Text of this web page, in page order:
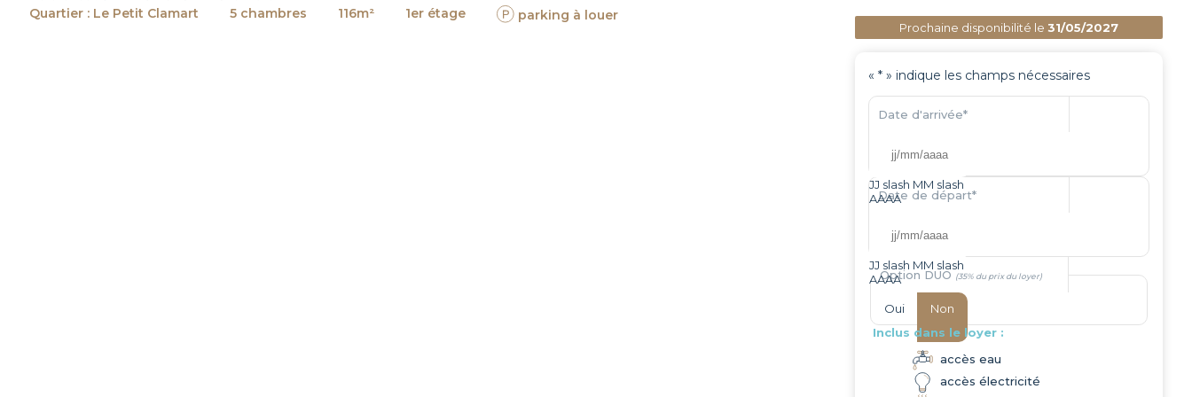
Quartier : Le Petit Clamart
5 chambres 116m² 1er étage parking à louer
Prochaine disponibilité le 31/05/2027
« * » indique les champs nécessaires
Date d'arrivée*
JJ slash MM slash
AAAA
Date de départ*
JJ slash MM slash
AAAA
Option DUO
Oui
Non
Inclus dans le loyer :
accès eau
accès électricité